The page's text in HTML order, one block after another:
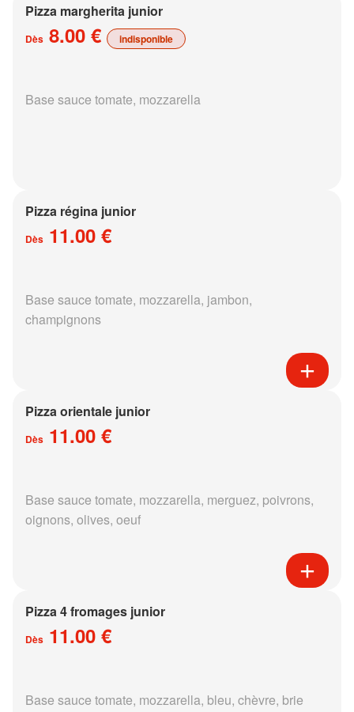
Pizza margherita junior
Dès 8.00 € indisponible
Base sauce tomate, mozzarella
Pizza régina junior
Dès 11.00 €
Base sauce tomate, mozzarella, jambon,
champignons
Pizza orientale junior
Dès 11.00 €
Base sauce tomate, mozzarella, merguez, poivrons,
oignons, olives, oeuf
Pizza 4 fromages junior
Dès 11.00 €
Base sauce tomate, mozzarella, bleu, chèvre, brie